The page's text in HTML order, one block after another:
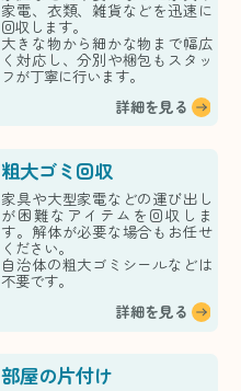
家電、衣類、雑貨などを迅速に
回収します。
大きな物から細かな物まで幅広
く対応し、分別や梱包もスタッ
フが丁寧に行います。
詳細を見る
粗大ゴミ回収
家具や大型家電などの運び出し
が困難なアイテムを回収しま
す。解体が必要な場合もお任せ
ください。
自治体の粗大ゴミシールなどは
不要です。
詳細を見る
部屋の片付け